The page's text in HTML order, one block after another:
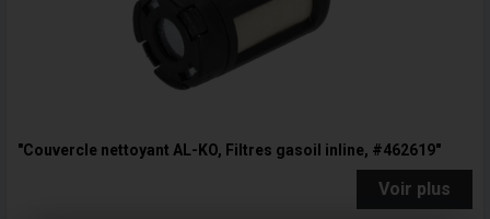
"Couvercle nettoyant AL-KO, Filtres gasoil inline, #462619"
Voir plus